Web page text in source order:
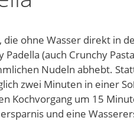
die ohne Wasser direkt in
Padella (auch Crunchy
Nudeln abhebt.
zwei Minuten in einer
Kochvorgang um 15
und eine